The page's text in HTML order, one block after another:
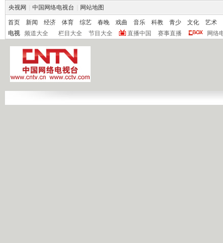
央视网 中国网络电视台 网站地图
首页 新闻 经济 体育 综艺 春晚 戏曲 音乐 科教 青少 文化
艺术
电视
频道大全 栏目大全 节目大全 直播中国 赛事直播 网络